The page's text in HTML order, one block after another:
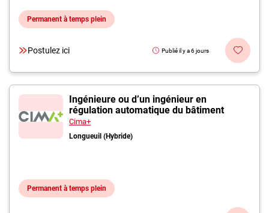
Permanent à temps plein
Postulez ici Publié il y a 6 jours
Ingénieure ou d’un ingénieur en
régulation automatique du bâtiment
Cima+
Longueuil (Hybride)
Permanent à temps plein